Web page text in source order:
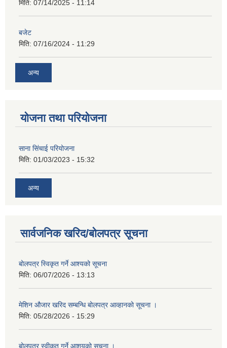
मिति: 07/14/2025 - 11:14
बजेट
मिति: 07/16/2024 - 11:29
अन्य
योजना तथा परियोजना
साना सिंचाई परियोजना
मिति: 01/03/2023 - 15:32
अन्य
सार्वजनिक खरिद/बोलपत्र सूचना
बोलपत्र स्विकृत गर्ने आश्यको सूचना
मिति: 06/07/2026 - 13:13
मेशिन औजार खरिद सम्बन्धि बोलपत्र आव्हानको सूचना ।
मिति: 05/28/2026 - 15:29
बोलपत्र स्वीकृत गर्ने आशयको सूचना ।